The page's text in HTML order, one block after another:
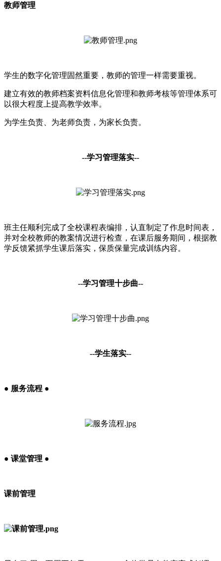
教师管理
学生的数字化管理固然重要，教师的管理一样需要重视。
建立有效的教师档案资料信息化管理和教师考核等管理体系可
以很大程度上提高教学效率。
为学生负责、为老师负责，为家长负责。
--学习管理落实--
班主任顺利完成了全校课程表编排，认直制定了作息时间表，
并对全校教师的教案情况进行检查，在课后服务期间，根据教
学反馈紧抓学生课后落实，保质保量完成训练内容。
--学习管理十步曲--
--学生落实--
● 服务流程 ●
● 课堂管理 ●
课前管理